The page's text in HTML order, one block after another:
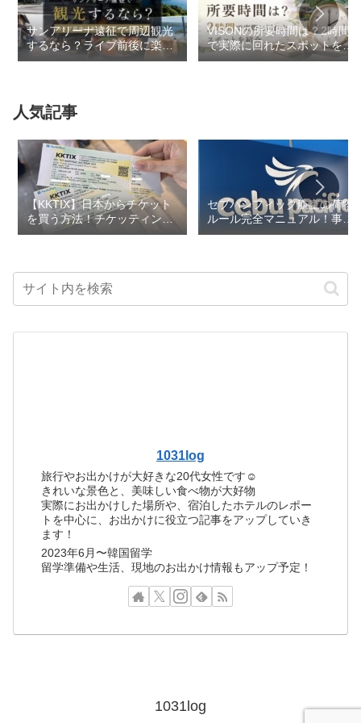
サンアリーナ遠征で周辺観光
するなら？ライブ前後に楽し
めるスポットまとめ
VISONの所要時間は？2時間
で実際に回れたスポットを紹
介
人気記事
【KKTIX】日本からチケット
を買う方法！チケッティング
のコツ・事前準備も解説
セブパシフィック航空の荷物
ルール完全マニュアル！事前
予約で追加料金を回避しよう
1031log
旅行やお出かけが大好きな20代女性です☺︎
きれいな景色と、美味しい食べ物が大好物
実際にお出かけした場所や、宿泊したホテルのレポー
トを中心に、お出かけに役立つ記事をアップしていき
ます！
2023年6月〜韓国留学
留学準備や生活、現地のお出かけ情報もアップ予定！
1031log